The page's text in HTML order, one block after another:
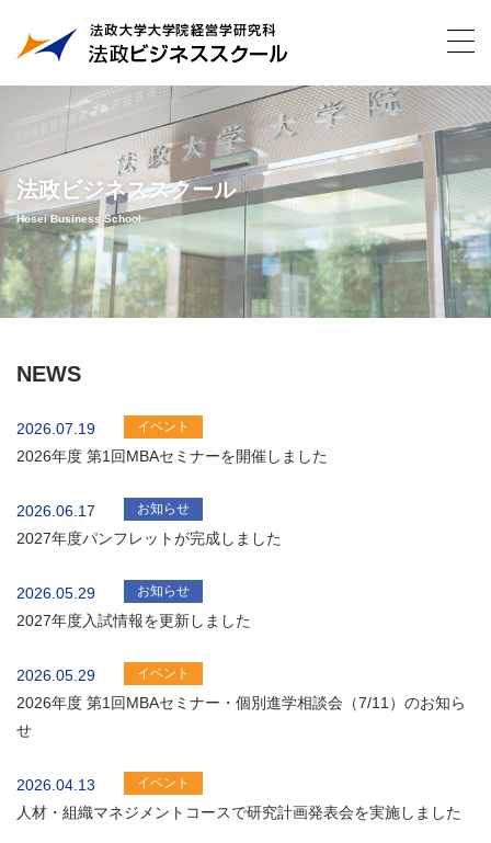
法政ビジネススクール
Hosei Business School
NEWS
2026.07.19 イベント
2026年度 第1回MBAセミナーを開催しました
2026.06.17 お知らせ
2027年度パンフレットが完成しました
2026.05.29 お知らせ
2027年度入試情報を更新しました
2026.05.29 イベント
2026年度 第1回MBAセミナー・個別進学相談会（7/11）のお知ら
せ
2026.04.13 イベント
人材・組織マネジメントコースで研究計画発表会を実施しました